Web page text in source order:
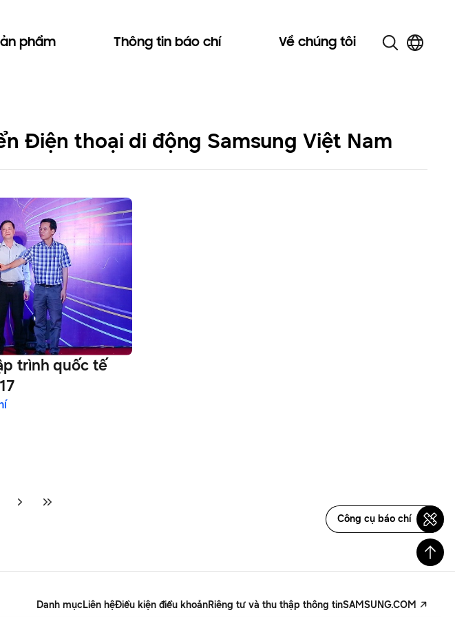
phẩm Thông tin báo chí Về chúng tôi
Điện thoại di động Samsung Việt Nam
trình quốc tế
Công cụ báo chí
Danh mụcLiên hệĐiều kiện điều khoảnRiêng tư và thu thập thông tinSAMSUNG.COM